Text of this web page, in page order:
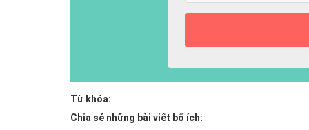
Từ khóa:
Chia sẻ những bài viết bổ ích: